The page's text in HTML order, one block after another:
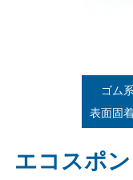
ゴム
表面固
エコスポ